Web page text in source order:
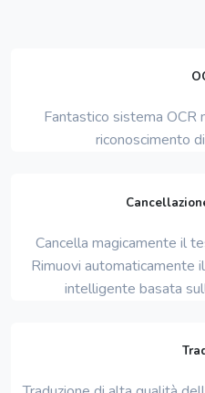
Fantastico sistema OCR
riconoscimento
Cancella magicamente il
Rimuovi automaticamente
intelligente basata